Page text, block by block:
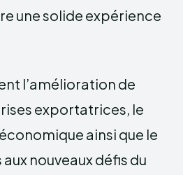
une solide expérience
l’amélioration de
exportatrices, le
ainsi que le
nouveaux défis du